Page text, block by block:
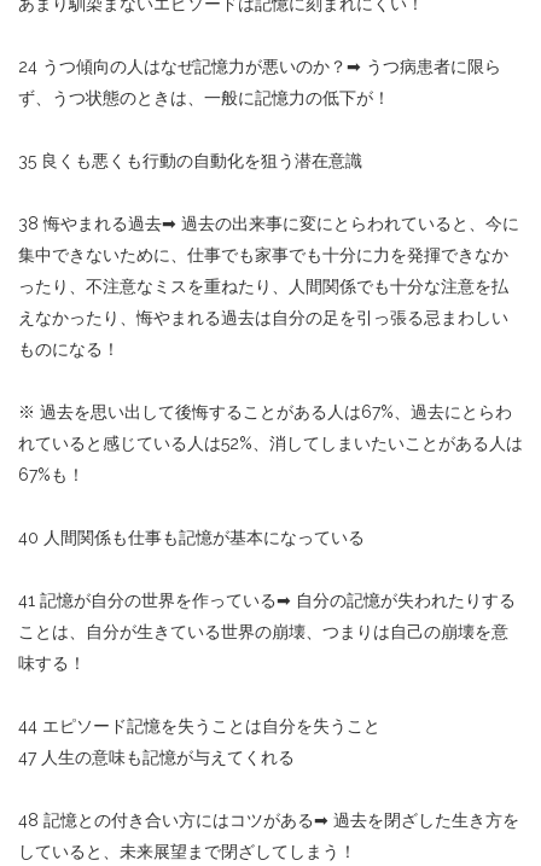
あまり馴染まないエピソードは記憶に刻まれにくい！
24 うつ傾向の人はなぜ記憶力が悪いのか？➡︎ うつ病患者に限ら
ず、うつ状態のときは、一般に記憶力の低下が！
35 良くも悪くも行動の自動化を狙う潜在意識
38 悔やまれる過去➡︎ 過去の出来事に変にとらわれていると、今に
集中できないために、仕事でも家事でも十分に力を発揮できなか
ったり、不注意なミスを重ねたり、人間関係でも十分な注意を払
えなかったり、悔やまれる過去は自分の足を引っ張る忌まわしい
ものになる！
※ 過去を思い出して後悔することがある人は67%、過去にとらわ
れていると感じている人は52%、消してしまいたいことがある人は
67%も！
40 人間関係も仕事も記憶が基本になっている
41 記憶が自分の世界を作っている➡︎ 自分の記憶が失われたりする
ことは、自分が生きている世界の崩壊、つまりは自己の崩壊を意
味する！
44 エピソード記憶を失うことは自分を失うこと
47 人生の意味も記憶が与えてくれる
48 記憶との付き合い方にはコツがある➡︎ 過去を閉ざした生き方を
していると、未来展望まで閉ざしてしまう！